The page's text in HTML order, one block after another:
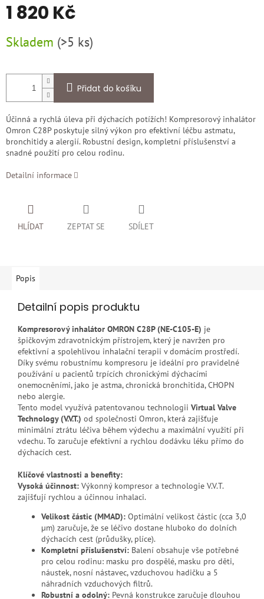
1 820 Kč
cena:
Skladem (>5 ks)
Přidat do košíku
Účinná a rychlá úleva při dýchacích potížích! Kompresorový inhalátor
Omron C28P poskytuje silný výkon pro efektivní léčbu astmatu,
bronchitidy a alergií. Robustní design, kompletní příslušenství a
snadné použití pro celou rodinu.
Detailní informace
ZEPTAT SE
HLÍDAT SDÍLET
Popis
Detailní popis produktu
Kompresorový inhalátor OMRON C28P (NE-C105-E) je
špičkovým zdravotnickým přístrojem, který je navržen pro
efektivní a spolehlivou inhalační terapii v domácím prostředí.
Díky svému robustnímu kompresoru je ideální pro pravidelné
používání u pacientů trpících chronickými dýchacími
onemocněními, jako je astma, chronická bronchitida, CHOPN
nebo alergie.
Tento model využívá patentovanou technologii Virtual Valve
Technology (V.V.T.) od společnosti Omron, která zajišťuje
minimální ztrátu léčiva během výdechu a maximální využití při
vdechu. To zaručuje efektivní a rychlou dodávku léku přímo do
dýchacích cest.
Klíčové vlastnosti a benefity:
Vysoká účinnost: Výkonný kompresor a technologie V.V.T.
zajišťují rychlou a účinnou inhalaci.
Velikost částic (MMAD): Optimální velikost částic (cca 3,0
µm) zaručuje, že se léčivo dostane hluboko do dolních
dýchacích cest (průdušky, plíce).
Kompletní příslušenství: Balení obsahuje vše potřebné
pro celou rodinu: masku pro dospělé, masku pro děti,
náustek, nosní nástavec, vzduchovou hadičku a 5
náhradních vzduchových filtrů.
Robustní a odolný: Pevná konstrukce zaručuje dlouhou